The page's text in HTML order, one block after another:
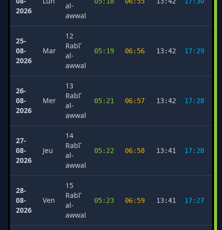
2026
al-
awwal
25-
08-
2026
Mar
12
Rabīʿ
al-
awwal
05:19 06:56 13:42 17:29
26-
08-
2026
Mer
13
Rabīʿ
al-
awwal
05:21 06:57 13:42 17:28
27-
08-
2026
Jeu
14
Rabīʿ
al-
awwal
05:22 06:58 13:41 17:28
28-
08-
2026
Ven
15
Rabīʿ
al-
awwal
05:23 06:59 13:41 17:27